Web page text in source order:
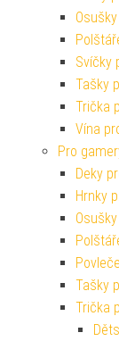
Svíčky
Tašky
Trička
Vína
Pro
Deky
Hrnky
Tašky
Trička